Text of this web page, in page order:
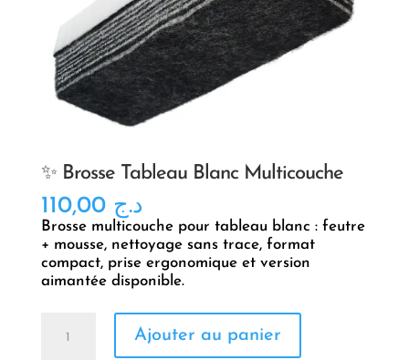
✨ Brosse Tableau Blanc Multicouche
د.ج 110,00
Brosse multicouche pour tableau blanc : feutre
+ mousse, nettoyage sans trace, format
compact, prise ergonomique et version
aimantée disponible.
Ajouter au panier